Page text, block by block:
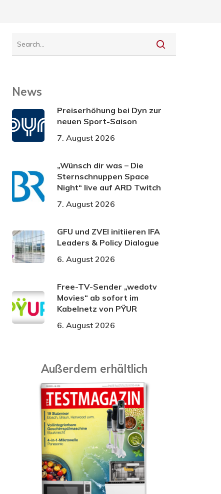
News
Preiserhöhung bei Dyn zur
neuen Sport-Saison
7. August 2026
„Wünsch dir was – Die
Sternschnuppen Space
Night“ live auf ARD Twitch
7. August 2026
GFU und ZVEI initiieren IFA
Leaders & Policy Dialogue
6. August 2026
Free-TV-Sender „wedotv
Movies“ ab sofort im
Kabelnetz von PŸUR
6. August 2026
Außerdem erhältlich